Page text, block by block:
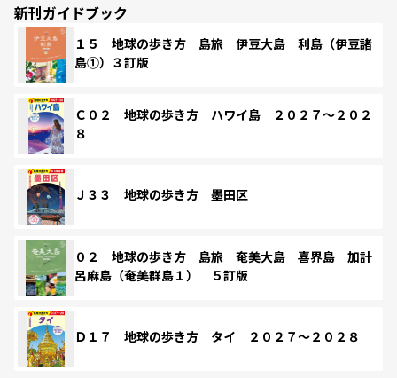
新刊ガイドブック
１５ 地球の歩き方 島旅 伊豆大島 利島（伊豆諸
島①）３訂版
Ｃ０２ 地球の歩き方 ハワイ島 ２０２７～２０２
８
Ｊ３３ 地球の歩き方 墨田区
０２ 地球の歩き方 島旅 奄美大島 喜界島 加計
呂麻島（奄美群島１） ５訂版
Ｄ１７ 地球の歩き方 タイ ２０２７～２０２８